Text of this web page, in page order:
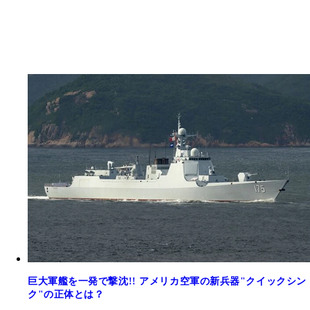
巨大軍艦を一発で撃沈!! アメリカ空軍の新兵器"クイックシン
ク"の正体とは？